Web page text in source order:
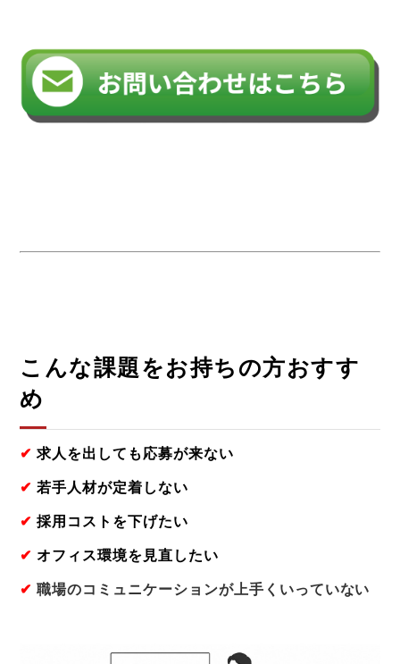
こんな課題をお持ちの方おすす
め
✔ 求人を出しても応募が来ない
✔ 若手人材が定着しない
✔ 採用コストを下げたい
✔ オフィス環境を見直したい
✔職場のコミュニケーションが上手くいっていない